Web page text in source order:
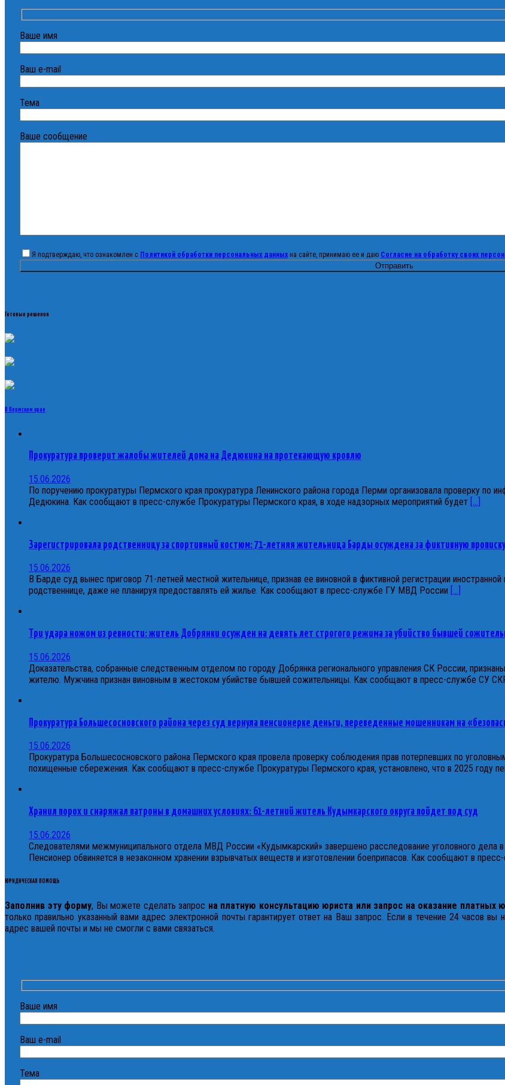
Ваше имя
Ваш e-mail
Тема
Ваше сообщение
Я подтверждаю, что ознакомлен с Политикой обработки персональных данных на сайте, принимаю ее и даю Согласие на обработку своих
Готовые решения
В Пермском крае
Прокуратура проверит жалобы жителей дома на Дедюкина на протекающую кровлю
15.06.2026
По поручению прокуратуры Пермского края прокуратура Ленинского района города Перми организовала проверку по
Дедюкина. Как сообщают в пресс-службе Прокуратуры Пермского края, в ходе надзорных мероприятий будет [...]
Зарегистрировала родственницу за спортивный костюм: 71-летняя жительница Барды осуждена за фиктивную прописку
15.06.2026
В Барде суд вынес приговор 71-летней местной жительнице, признав ее виновной в фиктивной регистрации
родственнице, даже не планируя предоставлять ей жилье. Как сообщают в пресс-службе ГУ МВД России [...]
Три удара ножом из ревности: житель Добрянки осужден на девять лет строгого режима за убийство бывшей
15.06.2026
Доказательства, собранные следственным отделом по городу Добрянка регионального управления СК России,
жителю. Мужчина признан виновным в жестоком убийстве бывшей сожительницы. Как сообщают в пресс-службе СУ
Прокуратура Большесосновского района через суд вернула пенсионерке деньги, переведенные мошенникам на
15.06.2026
Прокуратура Большесосновского района Пермского края провела проверку соблюдения прав потерпевших по
похищенные сбережения. Как сообщают в пресс-службе Прокуратуры Пермского края, установлено, что в 2025 году
Хранил порох и снаряжал патроны в домашних условиях: 61-летний житель Кудымкарского округа пойдет под суд
15.06.2026
Следователями межмуниципального отдела МВД России «Кудымкарский» завершено расследование уголовного
Пенсионер обвиняется в незаконном хранении взрывчатых веществ и изготовлении боеприпасов. Как сообщают в
ЮРИДИЧЕСКАЯ ПОМОЩЬ
Заполнив эту форму, Вы можете сделать запрос на платную консультацию юриста или запрос на оказание платных
только правильно указанный вами адрес электронной почты гарантирует ответ на Ваш запрос. Если в течение 24 часов
адрес вашей почты и мы не смогли с вами связаться.
Ваше имя
Ваш e-mail
Тема